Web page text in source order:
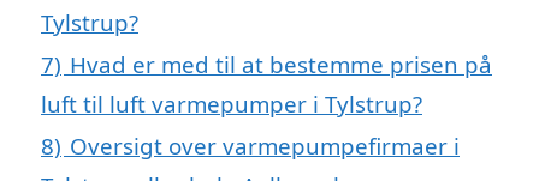
Tylstrup?
7) Hvad er med til at bestemme prisen på
luft til luft varmepumper i Tylstrup?
8) Oversigt over varmepumpefirmaer i